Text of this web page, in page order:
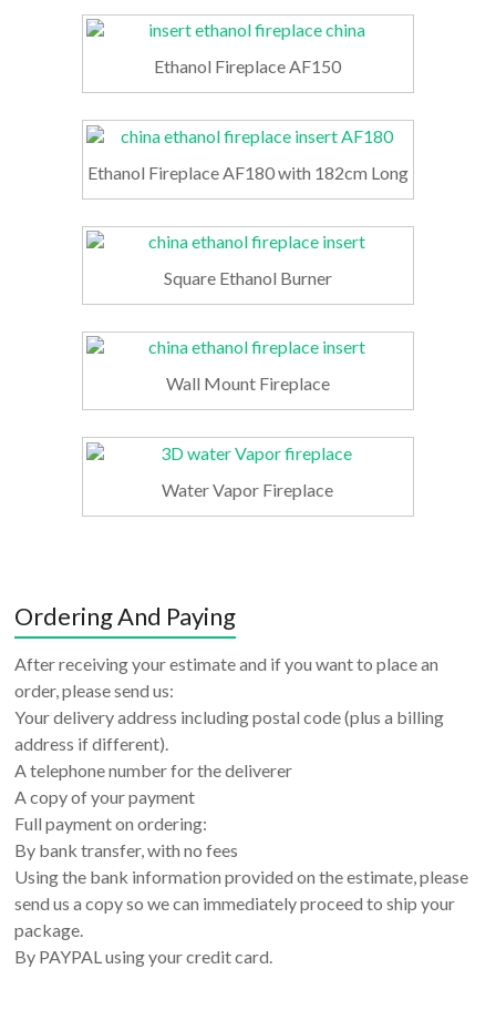
Ethanol Fireplace AF150
Ethanol Fireplace AF180 with 182cm Long
Square Ethanol Burner
Wall Mount Fireplace
Water Vapor Fireplace
Ordering And Paying
After receiving your estimate and if you want to place an
order, please send us:
Your delivery address including postal code (plus a billing
address if different).
A telephone number for the deliverer
A copy of your payment
Full payment on ordering:
By bank transfer, with no fees
Using the bank information provided on the estimate, please
send us a copy so we can immediately proceed to ship your
package.
By PAYPAL using your credit card.